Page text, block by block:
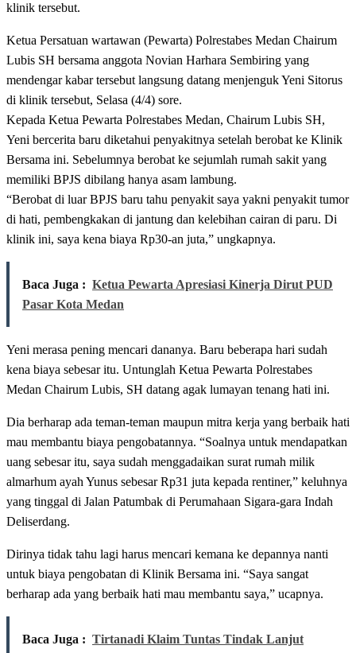
klinik tersebut.
Ketua Persatuan wartawan (Pewarta) Polrestabes Medan Chairum
Lubis SH bersama anggota Novian Harhara Sembiring yang
mendengar kabar tersebut langsung datang menjenguk Yeni Sitorus
di klinik tersebut, Selasa (4/4) sore.
Kepada Ketua Pewarta Polrestabes Medan, Chairum Lubis SH,
Yeni bercerita baru diketahui penyakitnya setelah berobat ke Klinik
Bersama ini. Sebelumnya berobat ke sejumlah rumah sakit yang
memiliki BPJS dibilang hanya asam lambung.
“Berobat di luar BPJS baru tahu penyakit saya yakni penyakit tumor
di hati, pembengkakan di jantung dan kelebihan cairan di paru. Di
klinik ini, saya kena biaya Rp30-an juta,” ungkapnya.
Baca Juga : Ketua Pewarta Apresiasi Kinerja Dirut PUD
Pasar Kota Medan
Yeni merasa pening mencari dananya. Baru beberapa hari sudah
kena biaya sebesar itu. Untunglah Ketua Pewarta Polrestabes
Medan Chairum Lubis, SH datang agak lumayan tenang hati ini.
Dia berharap ada teman-teman maupun mitra kerja yang berbaik hati
mau membantu biaya pengobatannya. “Soalnya untuk mendapatkan
uang sebesar itu, saya sudah menggadaikan surat rumah milik
almarhum ayah Yunus sebesar Rp31 juta kepada rentiner,” keluhnya
yang tinggal di Jalan Patumbak di Perumahaan Sigara-gara Indah
Deliserdang.
Dirinya tidak tahu lagi harus mencari kemana ke depannya nanti
untuk biaya pengobatan di Klinik Bersama ini. “Saya sangat
berharap ada yang berbaik hati mau membantu saya,” ucapnya.
Baca Juga : Tirtanadi Klaim Tuntas Tindak Lanjut